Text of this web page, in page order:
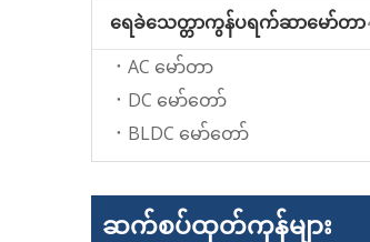
ရေခဲသေတ္တာကွန်ပရက်ဆာမော်တာ
AC မော်တာ
DC မော်တော်
BLDC မော်တော်
ဆက်စပ်ထုတ်ကုန်များ